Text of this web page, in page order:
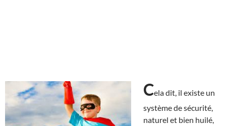
Cela dit, il existe un
système de sécurité,
naturel et bien huilé,